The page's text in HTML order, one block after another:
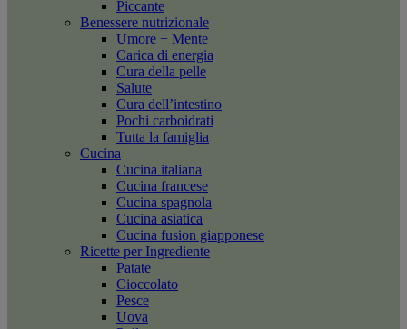
Piccante
Benessere nutrizionale
Umore + Mente
Carica di energia
Cura della pelle
Salute
Cura dell’intestino
Pochi carboidrati
Tutta la famiglia
Cucina
Cucina italiana
Cucina francese
Cucina spagnola
Cucina asiatica
Cucina fusion giapponese
Ricette per Ingrediente
Patate
Cioccolato
Pesce
Uova